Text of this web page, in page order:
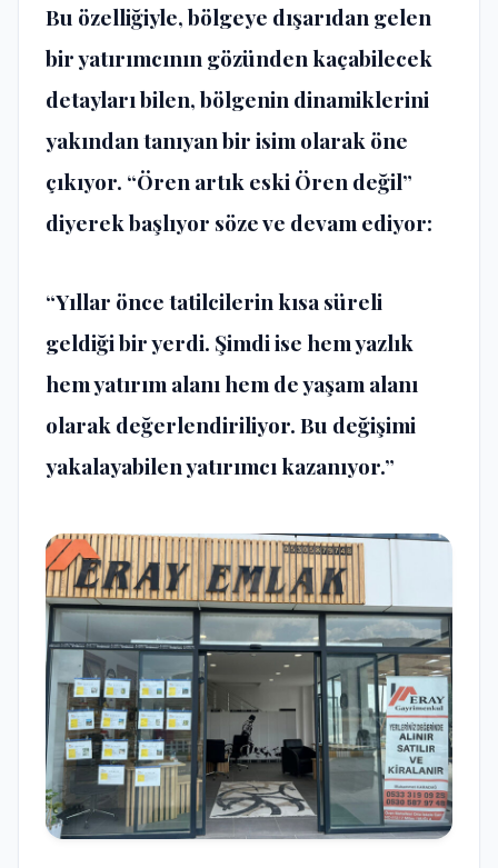
Bu özelliğiyle, bölgeye dışarıdan gelen
bir yatırımcının gözünden kaçabilecek
detayları bilen, bölgenin dinamiklerini
yakından tanıyan bir isim olarak öne
çıkıyor. “Ören artık eski Ören değil”
diyerek başlıyor söze ve devam ediyor:
“Yıllar önce tatilcilerin kısa süreli
geldiği bir yerdi. Şimdi ise hem yazlık
hem yatırım alanı hem de yaşam alanı
olarak değerlendiriliyor. Bu değişimi
yakalayabilen yatırımcı kazanıyor.”